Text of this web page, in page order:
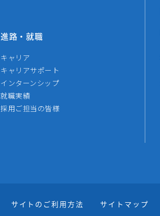
進路・就職
キャリア
キャリアサポート
インターンシップ
就職実績
採用ご担当の皆様
サイトのご利用方法 サイトマップ